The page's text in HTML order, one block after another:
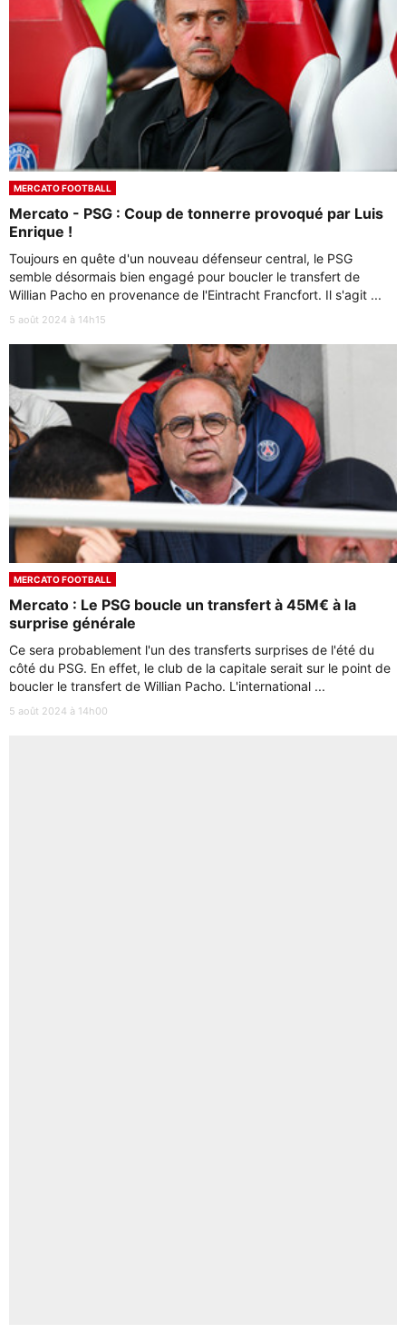
MERCATO FOOTBALL
Mercato - PSG : Coup de tonnerre provoqué par Luis
Enrique !
Toujours en quête d'un nouveau défenseur central, le PSG
semble désormais bien engagé pour boucler le transfert de
Willian Pacho en provenance de l'Eintracht Francfort. Il s'agit ...
5 août 2024 à 14h15
MERCATO FOOTBALL
Mercato : Le PSG boucle un transfert à 45M€ à la
surprise générale
Ce sera probablement l'un des transferts surprises de l'été du
côté du PSG. En effet, le club de la capitale serait sur le point de
boucler le transfert de Willian Pacho. L'international ...
5 août 2024 à 14h00